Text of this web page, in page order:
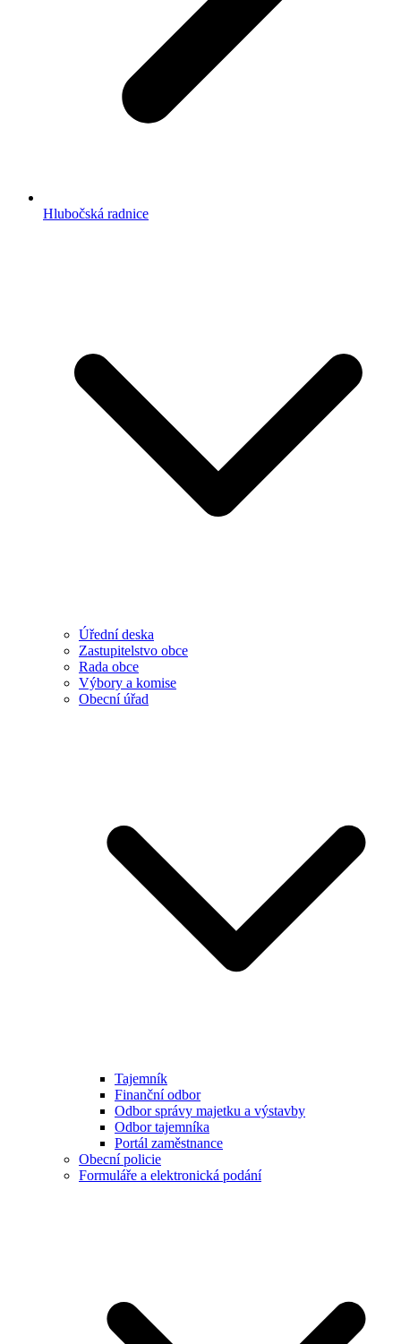
Hlubočská radnice
Úřední deska
Zastupitelstvo obce
Rada obce
Výbory a komise
Obecní úřad
Tajemník
Finanční odbor
Odbor správy majetku a výstavby
Odbor tajemníka
Portál zaměstnance
Obecní policie
Formuláře a elektronická podání